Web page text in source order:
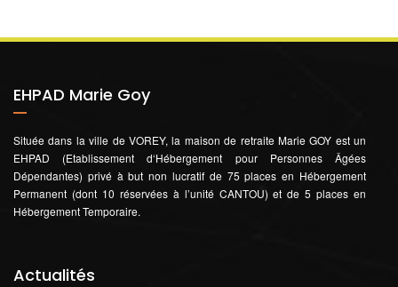
EHPAD Marie Goy
Située dans la ville de VOREY, la maison de retraite Marie GOY est un
EHPAD (Etablissement d‘Hébergement pour Personnes Âgées
Dépendantes) privé à but non lucratif de 75 places en Hébergement
Permanent (dont 10 réservées à l’unité CANTOU) et de 5 places en
Hébergement Temporaire.
Actualités